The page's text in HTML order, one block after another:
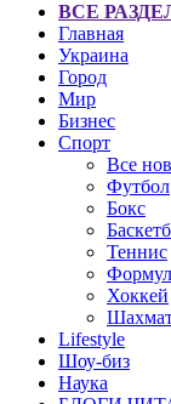
ВСЕ
Главная
Украина
Город
Мир
Бизнес
Спорт
Все
Футбол
Бокс
Теннис
Хоккей
Lifestyle
Шоу-биз
Наука